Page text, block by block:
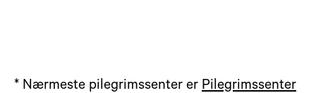
* Nærmeste pilegrimssenter er Pilegrimssenter